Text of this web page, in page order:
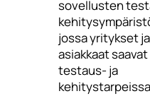
sovellusten
jossa yritykset
asiakkaat
testaus- ja